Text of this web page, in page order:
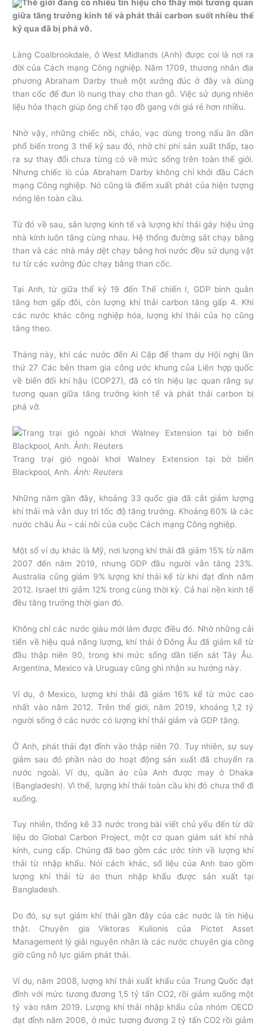
Thế giới đang có nhiều tín hiệu cho thấy mối tương quan
giữa tăng trưởng kinh tế và phát thải carbon suốt nhiều thế
kỷ qua đã bị phá vỡ.
Làng Coalbrookdale, ở West Midlands (Anh) được coi là nơi ra
đời của Cách mạng Công nghiệp. Năm 1709, thương nhân địa
phương Abraham Darby thuê một xưởng đúc ở đây và dùng
than cốc để đun lò nung thay cho than gỗ. Việc sử dụng nhiên
liệu hóa thạch giúp ông chế tạo đồ gang với giá rẻ hơn nhiều.
Nhờ vậy, những chiếc nồi, chảo, vạc dùng trong nấu ăn dần
phổ biến trong 3 thế kỷ sau đó, nhờ chi phí sản xuất thấp, tạo
ra sự thay đổi chưa từng có về mức sống trên toàn thế giới.
Nhưng chiếc lò của Abraham Darby không chỉ khởi đầu Cách
mạng Công nghiệp. Nó cũng là điểm xuất phát của hiện tượng
nóng lên toàn cầu.
Từ đó về sau, sản lượng kinh tế và lượng khí thải gây hiệu ứng
nhà kính luôn tăng cùng nhau. Hệ thống đường sắt chạy bằng
than và các nhà máy dệt chạy bằng hơi nước đều sử dụng vật
tư từ các xưởng đúc chạy bằng than cốc.
Tại Anh, từ giữa thế kỷ 19 đến Thế chiến I, GDP bình quân
tăng hơn gấp đôi, còn lượng khí thải carbon tăng gấp 4. Khi
các nước khác công nghiệp hóa, lượng khí thải của họ cũng
tăng theo.
Tháng này, khi các nước đến Ai Cập để tham dự Hội nghị lần
thứ 27 Các bên tham gia công ước khung của Liên hợp quốc
về biến đổi khí hậu (COP27), đã có tín hiệu lạc quan rằng sự
tương quan giữa tăng trưởng kinh tế và phát thải carbon bị
phá vỡ.
Trang trại gió ngoài khơi Walney Extension tại bờ biển
Blackpool, Anh.Ảnh: Reuters
Những năm gần đây, khoảng 33 quốc gia đã cắt giảm lượng
khí thải mà vẫn duy trì tốc độ tăng trưởng. Khoảng 60% là các
nước châu Âu – cái nôi của cuộc Cách mạng Công nghiệp.
Một số ví dụ khác là Mỹ, nơi lượng khí thải đã giảm 15% từ năm
2007 đến năm 2019, nhưng GDP đầu người vẫn tăng 23%.
Australia cũng giảm 9% lượng khí thải kể từ khi đạt đỉnh năm
2012. Israel thì giảm 12% trong cùng thời kỳ. Cả hai nền kinh tế
đều tăng trưởng thời gian đó.
Không chỉ các nước giàu mới làm được điều đó. Nhờ những cải
tiến về hiệu quả năng lượng, khí thải ở Đông Âu đã giảm kể từ
đầu thập niên 90, trong khi mức sống dần tiến sát Tây Âu.
Argentina, Mexico và Uruguay cũng ghi nhận xu hướng này.
Ví dụ, ở Mexico, lượng khí thải đã giảm 16% kể từ mức cao
nhất vào năm 2012. Trên thế giới, năm 2019, khoảng 1,2 tỷ
người sống ở các nước có lượng khí thải giảm và GDP tăng.
Ở Anh, phát thải đạt đỉnh vào thập niên 70. Tuy nhiên, sự suy
giảm sau đó phần nào do hoạt động sản xuất đã chuyển ra
nước ngoài. Ví dụ, quần áo của Anh được may ở Dhaka
(Bangladesh). Vì thế, lượng khí thải toàn cầu khi đó chưa thể đi
xuống.
Tuy nhiên, thống kê 33 nước trong bài viết chủ yếu đến từ dữ
liệu do Global Carbon Project, một cơ quan giám sát khí nhà
kính, cung cấp. Chúng đã bao gồm các ước tính về lượng khí
thải từ nhập khẩu. Nói cách khác, số liệu của Anh bao gồm
lượng khí thải từ áo thun nhập khẩu được sản xuất tại
Bangladesh.
Do đó, sự sụt giảm khí thải gần đây của các nước là tín hiệu
thật. Chuyên gia Viktoras Kulionis của Pictet Asset
Management lý giải nguyên nhân là các nước chuyên gia công
giờ cũng nỗ lực giảm phát thải.
Ví dụ, năm 2008, lượng khí thải xuất khẩu của Trung Quốc đạt
đỉnh với mức tương đương 1,5 tỷ tấn CO2, rồi giảm xuống một
tỷ vào năm 2019. Lượng khí thải nhập khẩu của nhóm OECD
đạt đỉnh năm 2006, ở mức tương đương 2 tỷ tấn CO2 rồi giảm